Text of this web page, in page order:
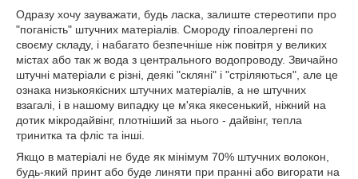
Одразу хочу зауважати, будь ласка, залиште стереотипи про
"поганість" штучних матеріалів. Смороду гіпоалергені по
своєму складу, і набагато безпечніше ніж повітря у великих
містах або так ж вода з центрального водопроводу. Звичайно
штучні матеріали є різні, деякі "скляні" і "стріляються", але це
ознака низькоякісних штучних матеріалів, а не штучних
взагалі, і в нашому випадку це м'яка якесенький, ніжний на
дотик мікродайвінг, плотніший за нього - дайвінг, тепла
тринитка та фліс та інші.
Якщо в матеріалі не буде як мінімум 70% штучних волокон,
будь-який принт або буде линяти при пранні або вигорати на